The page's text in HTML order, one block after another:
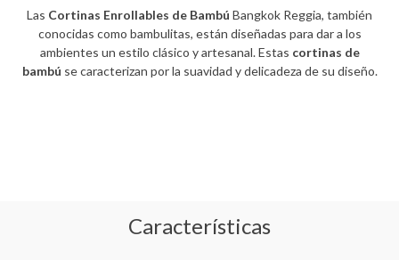
Las Cortinas Enrollables de Bambú Bangkok Reggia, también
conocidas como bambulitas, están diseñadas para dar a los
ambientes un estilo clásico y artesanal. Estas cortinas de
bambú se caracterizan por la suavidad y delicadeza de su diseño.
Características